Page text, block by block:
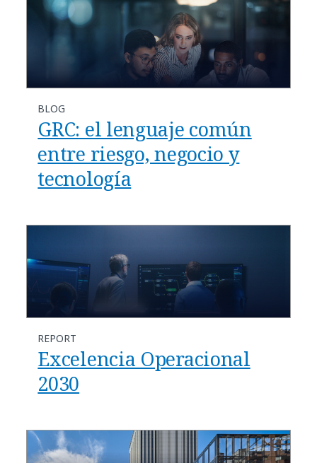
BLOG
GRC: el lenguaje común
entre riesgo, negocio y
tecnología
REPORT
Excelencia Operacional
2030